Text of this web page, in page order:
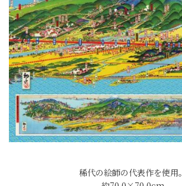
稀代の絵師の代表作を使用。